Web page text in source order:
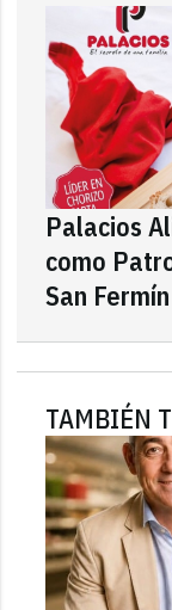
Palacios
como
San
TAMBIÉN